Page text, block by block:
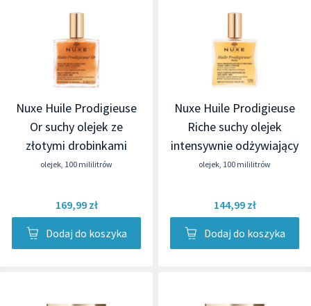
Nuxe Huile Prodigieuse
Or suchy olejek ze
złotymi drobinkami
olejek, 100 mililitrów
169,99 zł
Dodaj do koszyka
Nuxe Huile Prodigieuse
Riche suchy olejek
intensywnie odżywiający
olejek, 100 mililitrów
144,99 zł
Dodaj do koszyka